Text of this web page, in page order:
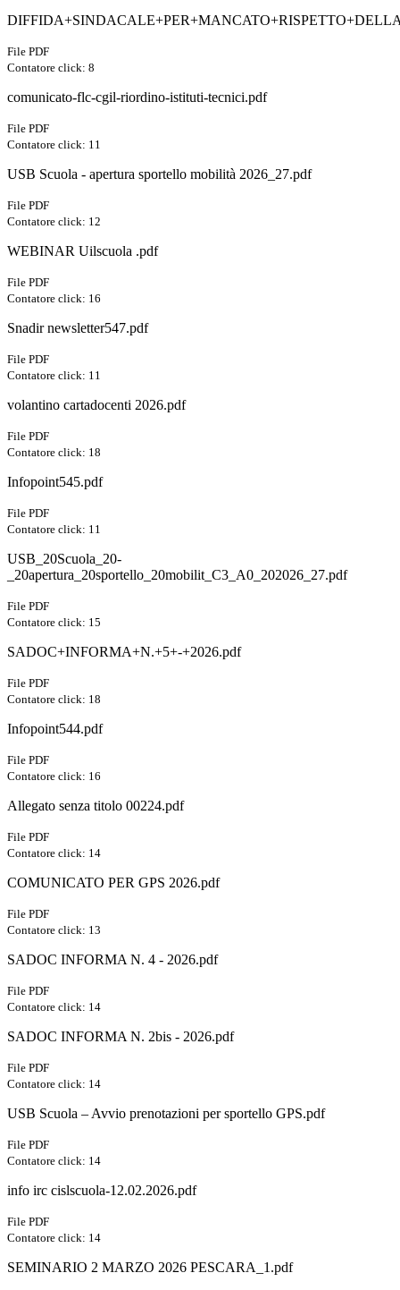
File PDF
Contatore click: 8
comunicato-flc-cgil-riordino-istituti-tecnici.pdf
File PDF
Contatore click: 11
USB Scuola - apertura sportello mobilità 2026_27.pdf
File PDF
Contatore click: 12
WEBINAR Uilscuola .pdf
File PDF
Contatore click: 16
Snadir newsletter547.pdf
File PDF
Contatore click: 11
volantino cartadocenti 2026.pdf
File PDF
Contatore click: 18
Infopoint545.pdf
File PDF
Contatore click: 11
USB_20Scuola_20-
_20apertura_20sportello_20mobilit_C3_A0_202026_27.pdf
File PDF
Contatore click: 15
SADOC+INFORMA+N.+5+-+2026.pdf
File PDF
Contatore click: 18
Infopoint544.pdf
File PDF
Contatore click: 16
Allegato senza titolo 00224.pdf
File PDF
Contatore click: 14
COMUNICATO PER GPS 2026.pdf
File PDF
Contatore click: 13
SADOC INFORMA N. 4 - 2026.pdf
File PDF
Contatore click: 14
SADOC INFORMA N. 2bis - 2026.pdf
File PDF
Contatore click: 14
USB Scuola – Avvio prenotazioni per sportello GPS.pdf
File PDF
Contatore click: 14
info irc cislscuola-12.02.2026.pdf
File PDF
Contatore click: 14
SEMINARIO 2 MARZO 2026 PESCARA_1.pdf